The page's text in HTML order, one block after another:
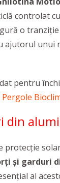
controlat
o
ajutorul unui
pentru
Pergole
din
protecție
și garduri
al